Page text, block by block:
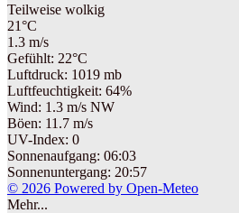
Teilweise wolkig
21°C
1.3 m/s
Gefühlt: 22°C
Luftdruck: 1019 mb
Luftfeuchtigkeit: 64%
Wind: 1.3 m/s NW
Böen: 11.7 m/s
UV-Index: 0
Sonnenaufgang: 06:03
Sonnenuntergang: 20:57
© 2026 Powered by Open-Meteo
Mehr...